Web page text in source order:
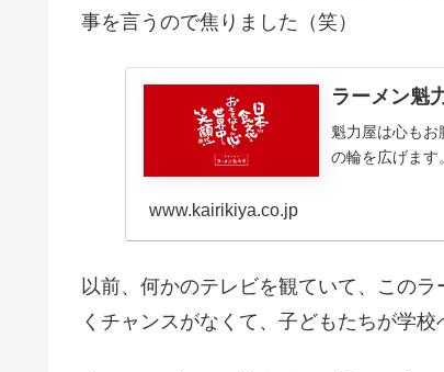
事を言うので焦りました（笑）
ラーメン魁
魁力屋は心も
の輪を広げます。
www.kairikiya.co.jp
以前、何かのテレビを観ていて、この
くチャンスがなくて、子どもたちが学